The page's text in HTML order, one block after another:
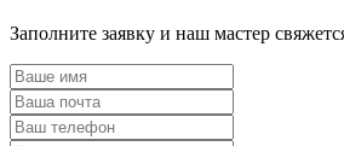
Заполните заявку и наш мастер